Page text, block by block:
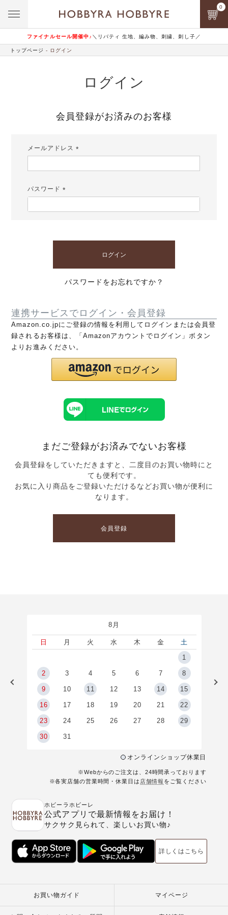
ファイナルセール開催中♪ ＼リバティ 生地、編み物、刺繍、刺し子／
0
トップページ ログイン
ログイン
会員登録がお済みのお客様
メールアドレス
パスワード
ログイン
パスワードをお忘れですか？
連携サービスでログイン・会員登録
Amazon.co.jpにご登録の情報を利用してログインまたは会員登
録されるお客様は、「Amazonアカウントでログイン」ボタン
よりお進みください。
まだご登録がお済みでないお客様
会員登録をしていただきますと、二度目のお買い物時にと
ても便利です。
お気に入り商品をご登録いただけるなどお買い物が便利に
なります。
会員登録
8月
日 月 火 水 木 金
土
1
2 3 4 5 6 7 8
9 10 11 12 13 14 15
16 17 18 19 20 21 22
23 24 25 26 27 28 29
30 31
オンラインショップ休業日
※Webからのご注文は、24時間承っております
※各実店舗の営業時間・休業日は 店舗情報 をご覧ください
ホビーラホビーレ
公式アプリで最新情報をお届け！
サクサク見られて、楽しいお買い物♪
詳しくはこちら
お買い物ガイド マイページ